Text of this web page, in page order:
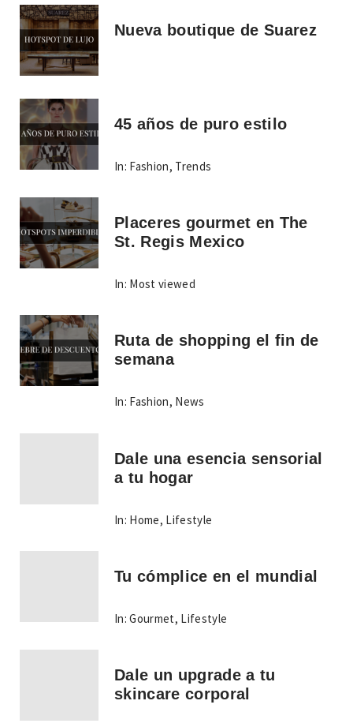
Nueva boutique de Suarez
45 años de puro estilo
In: Fashion, Trends
Placeres gourmet en The
St. Regis Mexico
In: Most viewed
Ruta de shopping el fin de
semana
In: Fashion, News
Dale una esencia sensorial
a tu hogar
In: Home, Lifestyle
Tu cómplice en el mundial
In: Gourmet, Lifestyle
Dale un upgrade a tu
skincare corporal